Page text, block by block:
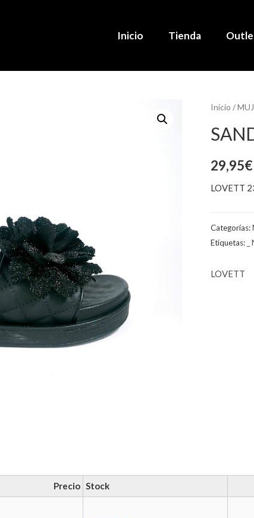
Inicio Tienda
Inicio /
29,95€
LOVETT
Categorías:
Etiquetas:
LOVETT
Precio Stock